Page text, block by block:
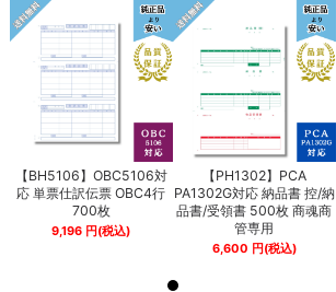
【BH5106】OBC5106対
応 単票仕訳伝票 OBC4行
700枚
9,196 円(税込)
【PH1302】PCA
PA1302G対応 納品書 控/納
品書/受領書 500枚 商魂商
管専用
6,600 円(税込)